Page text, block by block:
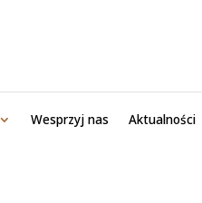
Wesprzyj nas Aktualności